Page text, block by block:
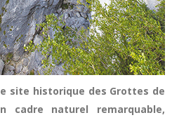
site historique des Grottes de
cadre naturel remarquable,